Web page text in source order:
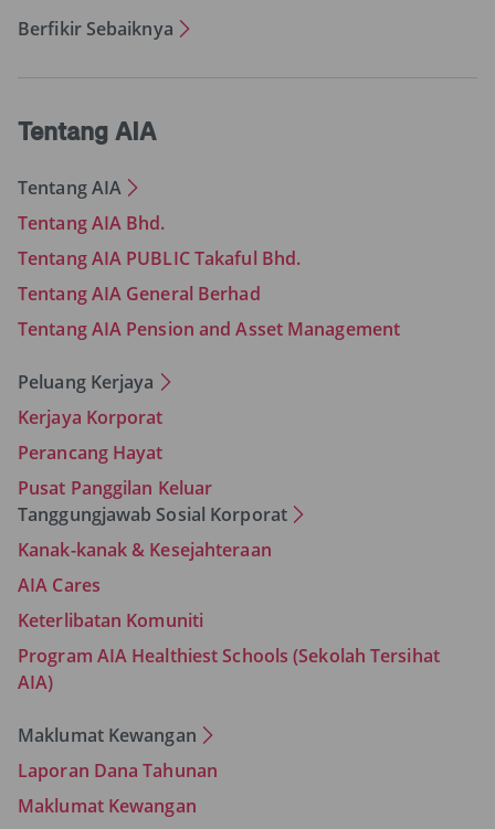
Berfikir Sebaiknya
Tentang AIA
Tentang AIA
Tentang AIA Bhd.
Tentang AIA PUBLIC Takaful Bhd.
Tentang AIA General Berhad
Tentang AIA Pension and Asset Management
Peluang Kerjaya
Kerjaya Korporat
Perancang Hayat
Pusat Panggilan Keluar
Tanggungjawab Sosial Korporat
Kanak-kanak & Kesejahteraan
AIA Cares
Keterlibatan Komuniti
Program AIA Healthiest Schools (Sekolah Tersihat
AIA)
Maklumat Kewangan
Laporan Dana Tahunan
Maklumat Kewangan